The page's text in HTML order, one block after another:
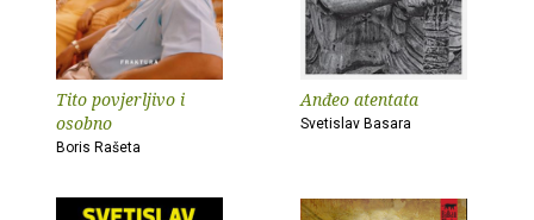
Tito povjerljivo i
osobno
Boris Rašeta
Anđeo atentata
Svetislav Basara